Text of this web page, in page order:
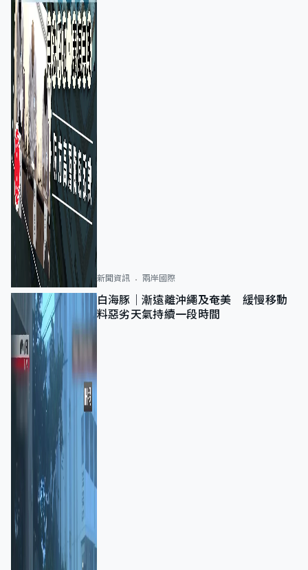
新聞資訊 兩岸國際
白海豚｜漸遠離沖繩及奄美 緩慢移動
料惡劣天氣持續一段時間